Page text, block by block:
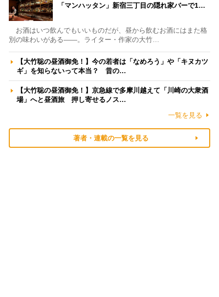
「マンハッタン」新宿三丁目の隠れ家バーで1…
お酒はいつ飲んでもいいものだが、昼から飲むお酒にはまた格
別の味わいがある――。ライター・作家の大竹…
【大竹聡の昼酒御免！】今の若者は「なめろう」や「キヌカツ
ギ」を知らないって本当？ 昔の…
【大竹聡の昼酒御免！】京急線で多摩川越えて「川崎の大衆酒
場」へと昼酒旅 押し寄せるノス…
一覧を見る
著者・連載の一覧を見る